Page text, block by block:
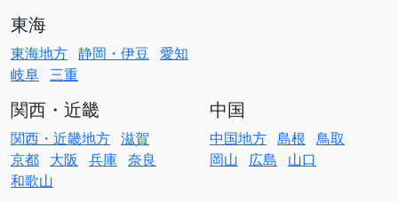
東海
東海地方 静岡・伊豆 愛知
岐阜 三重
関西・近畿
関西・近畿地方 滋賀
京都 大阪 兵庫 奈良
和歌山
中国
中国地方 島根 鳥取
岡山
広島 山口